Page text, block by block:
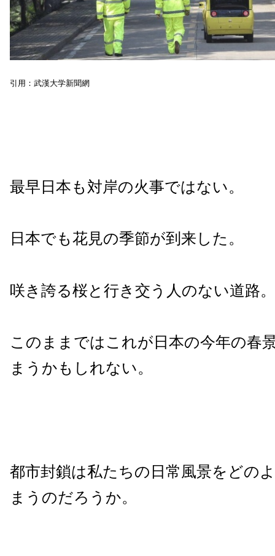
引用：武漢大学新聞網
最早日本も対岸の火事ではない。
日本でも花見の季節が到来した。
咲き誇る桜と行き交う人のない道路。
このままではこれが日本の今年の春
まうかもしれない。
都市封鎖は私たちの日常風景をどの
まうのだろうか。